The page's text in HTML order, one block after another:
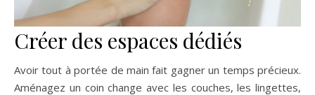
Créer des espaces dédiés
Avoir tout à portée de main fait gagner un temps précieux.
Aménagez un coin change avec les couches, les lingettes,